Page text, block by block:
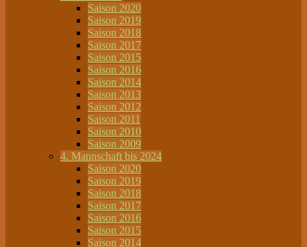
Saison 2020
Saison 2019
Saison 2018
Saison 2017
Saison 2015
Saison 2016
Saison 2014
Saison 2013
Saison 2012
Saison 2011
Saison 2010
Saison 2009
4. Mannschaft bis 2024
Saison 2020
Saison 2019
Saison 2018
Saison 2017
Saison 2016
Saison 2015
Saison 2014